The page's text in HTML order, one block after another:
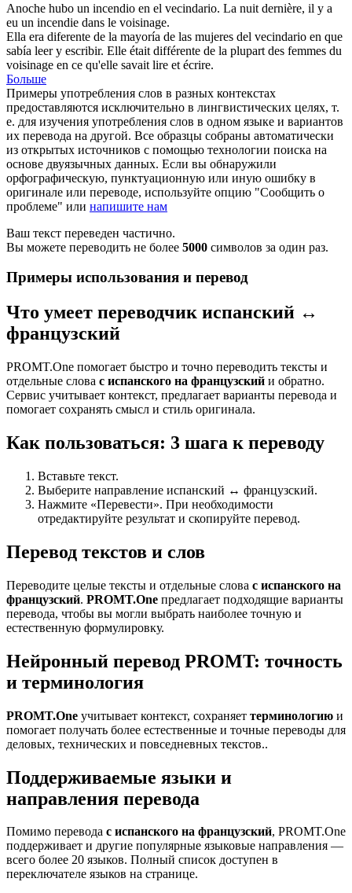
Anoche hubo un incendio en el vecindario. La nuit dernière, il y a
eu un incendie dans le voisinage.
Ella era diferente de la mayoría de las mujeres del vecindario en que
sabía leer y escribir. Elle était différente de la plupart des femmes du
voisinage en ce qu'elle savait lire et écrire.
Больше
Примеры употребления слов в разных контекстах
предоставляются исключительно в лингвистических целях, т.
е. для изучения употребления слов в одном языке и вариантов
их перевода на другой. Все образцы собраны автоматически
из открытых источников с помощью технологии поиска на
основе двуязычных данных. Если вы обнаружили
орфографическую, пунктуационную или иную ошибку в
оригинале или переводе, используйте опцию "Сообщить о
проблеме" или напишите нам
Ваш текст переведен частично.
Вы можете переводить не более 5000 символов за один раз.
Примеры использования и перевод
Что умеет переводчик испанский ↔
французский
PROMT.One помогает быстро и точно переводить тексты и
отдельные слова с испанского на французский и обратно.
Сервис учитывает контекст, предлагает варианты перевода и
помогает сохранять смысл и стиль оригинала.
Как пользоваться: 3 шага к переводу
Вставьте текст.
Выберите направление испанский ↔ французский.
Нажмите «Перевести». При необходимости
отредактируйте результат и скопируйте перевод.
Перевод текстов и слов
Переводите целые тексты и отдельные слова с испанского на
французский. PROMT.One предлагает подходящие варианты
перевода, чтобы вы могли выбрать наиболее точную и
естественную формулировку.
Нейронный перевод PROMT: точность
и терминология
PROMT.One учитывает контекст, сохраняет терминологию и
помогает получать более естественные и точные переводы для
деловых, технических и повседневных текстов..
Поддерживаемые языки и
направления перевода
Помимо перевода с испанского на французский, PROMT.One
поддерживает и другие популярные языковые направления —
всего более 20 языков. Полный список доступен в
переключателе языков на странице.